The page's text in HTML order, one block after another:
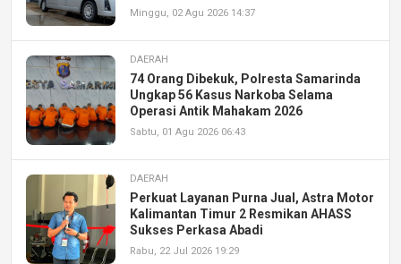
Minggu, 02 Agu 2026 14:37
DAERAH
74 Orang Dibekuk, Polresta Samarinda
Ungkap 56 Kasus Narkoba Selama
Operasi Antik Mahakam 2026
Sabtu, 01 Agu 2026 06:43
DAERAH
Perkuat Layanan Purna Jual, Astra Motor
Kalimantan Timur 2 Resmikan AHASS
Sukses Perkasa Abadi
Rabu, 22 Jul 2026 19:29